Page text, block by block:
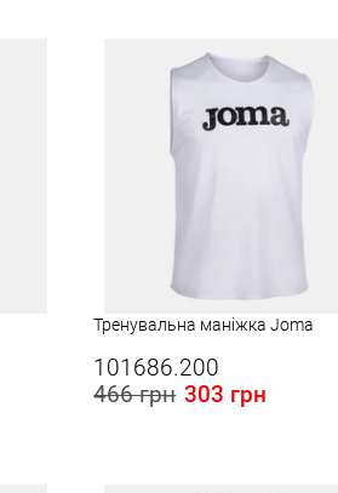
Тренувальна маніжка Joma
101686.200
466 грн 303 грн